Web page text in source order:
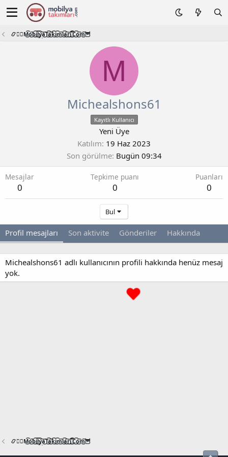
📿🧙‍♂️M͜͡o͜͡b͜͡i͜͡l͜͡y͜͡a͜͡T͜͡a͜͡k͜͡i͜͡m͜͡l͜͡a͜͡r͜͡i͜͡.͜͡C͜͡o͜͡m͜͡🦉
M
Michealshons61
Kayıtlı Kullanıcı
Yeni Üye
Katılım 19 Haz 2023
Son görülme Bugün 09:34
Mesajlar
0
Tepkime puanı
0
Puanları
0
Bul
Profil mesajları Son aktivite Gönderiler Hakkında
Michealshons61 adlı kullanıcının profili hakkında henüz mesaj
yok.
📿🧙‍♂️M͜͡o͜͡b͜͡i͜͡l͜͡y͜͡a͜͡T͜͡a͜͡k͜͡i͜͡m͜͡l͜͡a͜͡r͜͡i͜͡.͜͡C͜͡o͜͡m͜͡🦉